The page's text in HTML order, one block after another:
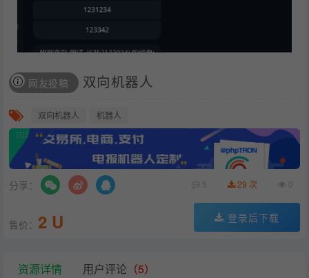
网友投稿 双向机器人
双向机器人 机器人
分享： 0
29 次
5
售价： 2 U 登录后下载
资源详情 用户评论 （5）